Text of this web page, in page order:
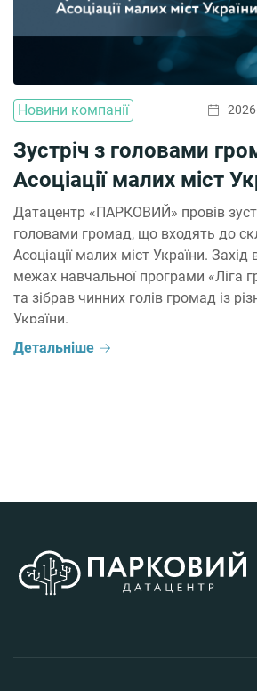
Новини компанії
Зустріч з головами
Асоціації малих міст
Датацентр «ПАРКОВИЙ» провів
головами громад, що входять до
Асоціації малих міст України. Захід
межах навчальної програми «Ліга
та зібрав чинних голів громад із
України.
Детальніше